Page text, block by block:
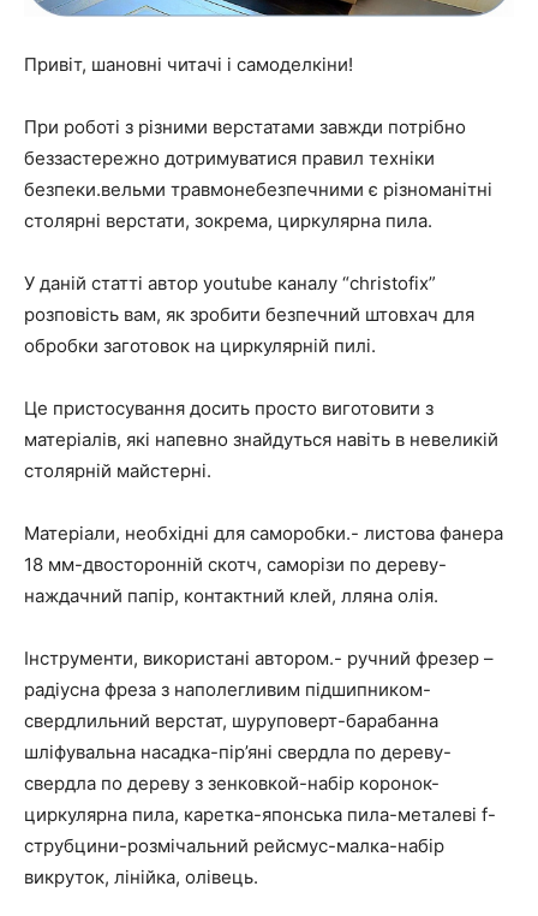
Привіт, шановні читачі і самоделкіни!
При роботі з різними верстатами завжди потрібно
беззастережно дотримуватися правил техніки
безпеки.вельми травмонебезпечними є різноманітні
столярні верстати, зокрема, циркулярна пила.
У даній статті автор youtube каналу “christofix”
розповість вам, як зробити безпечний штовхач для
обробки заготовок на циркулярній пилі.
Це пристосування досить просто виготовити з
матеріалів, які напевно знайдуться навіть в невеликій
столярній майстерні.
Матеріали, необхідні для саморобки.- листова фанера
18 мм-двосторонній скотч, саморізи по дереву-
наждачний папір, контактний клей, лляна олія.
Інструменти, використані автором.- ручний фрезер –
радіусна фреза з наполегливим підшипником-
свердлильний верстат, шуруповерт-барабанна
шліфувальна насадка-пір’яні свердла по дереву-
свердла по дереву з зенковкой-набір коронок-
циркулярна пила, каретка-японська пила-металеві f-
струбцини-розмічальний рейсмус-малка-набір
викруток, лінійка, олівець.